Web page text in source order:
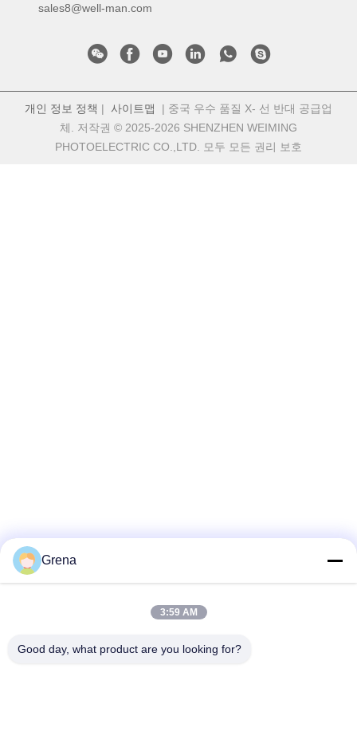
sales8@well-man.com
개인 정보 정책 | 사이트맵
| 중국 우수 품질 X- 선 반대 공급업
체. 저작권 © 2025-2026 SHENZHEN WEIMING
PHOTOELECTRIC CO.,LTD. 모두 모든 권리 보호
Grena
3:59 AM
Good day, what product are you looking for?